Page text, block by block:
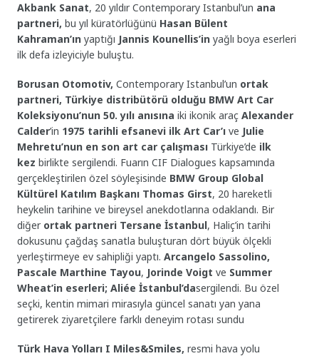
Akbank Sanat, 20 yıldır Contemporary Istanbul’un ana
partneri,bu yıl küratörlüğünü Hasan Bülent
Kahraman’ın yaptığı Jannis Kounellis’in yağlı boya eserleri
ilk defa izleyiciyle buluştu.
Borusan Otomotiv,Contemporary Istanbul’un ortak
partneri, Türkiye distribütörü olduğu BMW Art Car
Koleksiyonu’nun 50. yılı anısınaiki ikonik araçAlexander
Calder’in 1975 tarihli efsanevi ilk Art Car’ıve Julie
Mehretu’nun en son art car çalışması Türkiye’de ilk
kez birlikte sergilendi. Fuarın CIF Dialogues kapsamında
gerçekleştirilen özel söyleşisinde BMW Group Global
Kültürel Katılım Başkanı Thomas Girst, 20 hareketli
heykelin tarihine ve bireysel anekdotlarına odaklandı. Bir
diğerortak partneri Tersane İstanbul, Haliç’in tarihi
dokusunu çağdaş sanatla buluşturan dört büyük ölçekli
yerleştirmeye ev sahipliği yaptı.Arcangelo Sassolino,
Pascale Marthine Tayou, Jorinde Voigt ve Summer
Wheat’in eserleri; Aliée İstanbul’dasergilendi. Bu özel
seçki, kentin mimari mirasıyla güncel sanatı yan yana
getirerek ziyaretçilere farklı deneyim rotası sundu
Türk Hava Yolları I Miles&Smiles,resmi hava yolu